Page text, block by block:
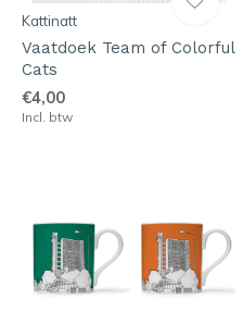
Kattinatt
Vaatdoek Team of Colorful
Cats
€4,00
Incl. btw